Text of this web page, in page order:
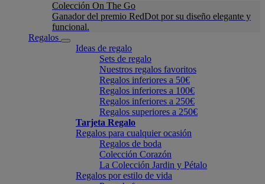
Colección On The Go
Ganador del premio RedDot por su diseño elegante y
funcional.
Regalos
Ideas de regalo
Sets de regalo
Nuestros regalos favoritos
Regalos inferiores a 50€
Regalos inferiores a 100€
Regalos inferiores a 250€
Regalos superiores a 250€
Tarjeta Regalo
Regalos para cualquier ocasión
Regalos de boda
Colección Corazón
La Colección Jardin y Pétalo
Regalos por estilo de vida